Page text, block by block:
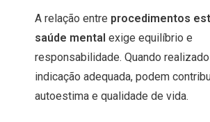
A relação entre procedimentos
saúde mental exige equilíbrio e
responsabilidade. Quando
indicação adequada, podem
autoestima e qualidade de vida.